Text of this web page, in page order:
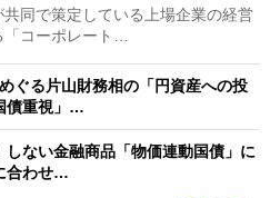
同で策定している上場企業の経営
「コーポレート…
ぐる片山財務相の「円資産への投
債重視」…
しない金融商品「物価連動国債」に
合わせ…